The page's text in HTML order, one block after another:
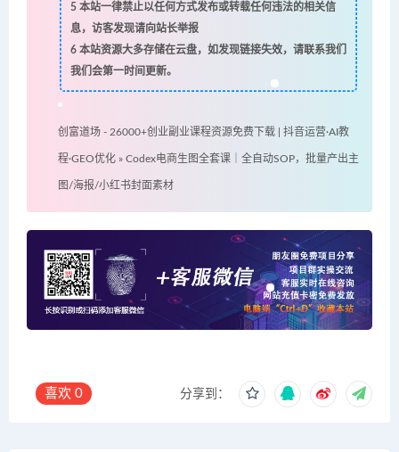
5本站一律禁止以任何方式发布或转载任何违法的相关信
息，访客发现请向站长举报
6本站资源大多存储在云盘，如发现链接失效，请联系我们
我们会第一时间更新。
创富道场 - 26000+创业副业课程资源免费下载 | 抖音运营·AI教
程·GEO优化 » Codex电商生图全套课｜全自动SOP，批量产出主
图/海报/小红书封面素材
喜欢 0 分享到：